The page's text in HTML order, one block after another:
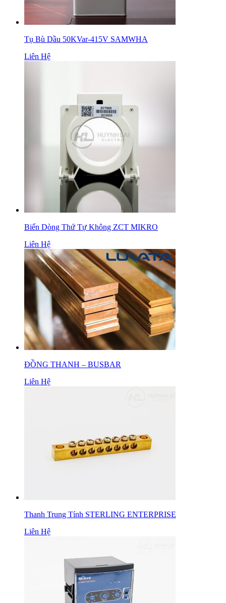
Tụ Bù Dầu 50KVar-415V SAMWHA
Liên Hệ
Biến Dòng Thứ Tự Không ZCT MIKRO
Liên Hệ
ĐỒNG THANH – BUSBAR
Liên Hệ
Thanh Trung Tính STERLING ENTERPRISE
Liên Hệ